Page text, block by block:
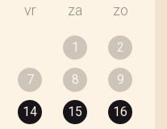
vr za zo
1 2
7 8 9
14 15 16